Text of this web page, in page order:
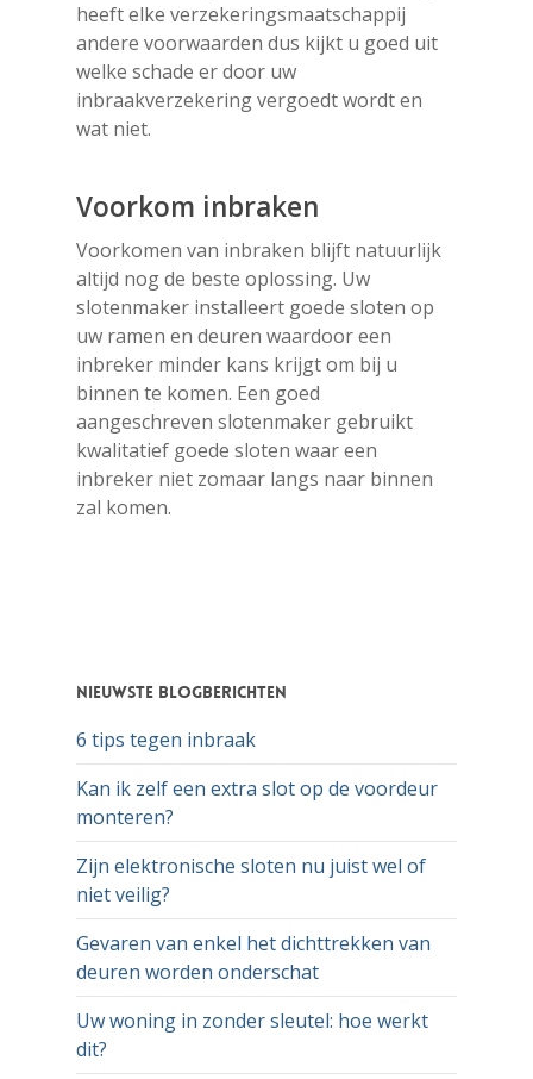
heeft elke verzekeringsmaatschappij
andere voorwaarden dus kijkt u goed uit
welke schade er door uw
inbraakverzekering vergoedt wordt en
wat niet.
Voorkom inbraken
Voorkomen van inbraken blijft natuurlijk
altijd nog de beste oplossing. Uw
slotenmaker installeert goede sloten op
uw ramen en deuren waardoor een
inbreker minder kans krijgt om bij u
binnen te komen. Een goed
aangeschreven slotenmaker gebruikt
kwalitatief goede sloten waar een
inbreker niet zomaar langs naar binnen
zal komen.
Nieuwste blogberichten
6 tips tegen inbraak
Kan ik zelf een extra slot op de voordeur
monteren?
Zijn elektronische sloten nu juist wel of
niet veilig?
Gevaren van enkel het dichttrekken van
deuren worden onderschat
Uw woning in zonder sleutel: hoe werkt
dit?